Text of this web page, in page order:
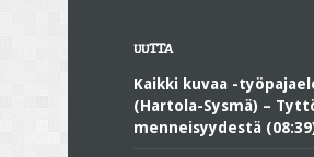
UUTTA
Kaikki kuvaa -
(Hartola-Sysmä) –
menneisyydestä